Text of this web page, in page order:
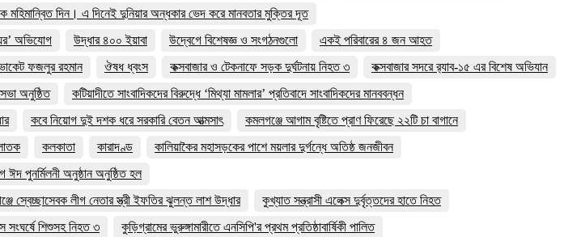
মহিমান্বিত দিন। এ দিনেই দুনিয়ার অন্ধকার ভেদ করে মানবতার মুক্তির দূত
অভিযোগ উদ্ধার ৪০০ ইয়াবা উদ্বেগে বিশেষজ্ঞ ও সংগঠনগুলো
একই পরিবারের ৪ জন আহত
ফজলুর রহমান ঔষধ ধ্বংস কক্সবাজার ও টেকনাফে সড়ক দুর্ঘটনায় নিহত ৩
কক্সবাজার সদরে র‍্যাব-১৫ এর বিশেষ অভিযান
অনুষ্ঠিত
কটিয়াদীতে সাংবাদিকদের বিরুদ্ধে ‘মিথ্যা মামলার’ প্রতিবাদে সাংবাদিকদের মানববন্ধন
কবে নিয়োগ দুই দশক ধরে সরকারি বেতন আত্মসাৎ
কমলগঞ্জে আগাম বৃষ্টিতে প্রাণ ফিরেছে ২২টি চা বাগানে
কলকাতা কারাদণ্ড
কালিয়াকৈর মহাসড়কের পাশে ময়লার দুর্গন্ধে অতিষ্ঠ জনজীবন
ঈদ পুনর্মিলনী অনুষ্ঠান অনুষ্ঠিত হল
স্বেচ্ছাসেবক লীগ নেতার স্ত্রী ইফতির ঝুলন্ত লাশ উদ্ধার
কুখ্যাত সন্ত্রাসী এলেক্স দুর্বৃত্তদের হাতে নিহত
সংঘর্ষে শিশুসহ নিহত ৩
কুড়িগ্রামের ভুরুঙ্গামারীতে এনসিপি'র প্রথম প্রতিষ্ঠাবার্ষিকী পালিত